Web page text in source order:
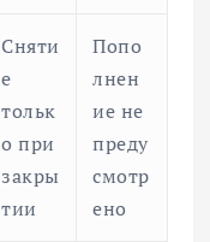
Сняти
е
тольк
о при
закры
тии
Попо
лнен
ие не
преду
смотр
ено